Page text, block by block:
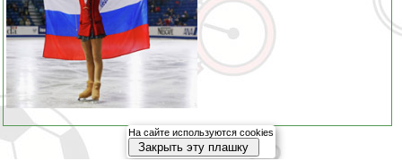
На сайте используются cookies
Закрыть эту плашку